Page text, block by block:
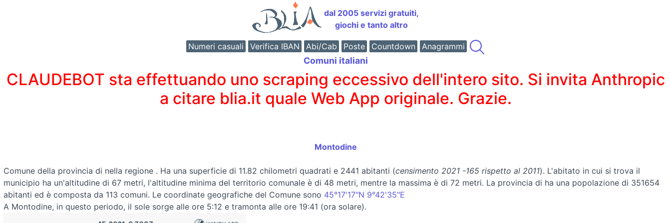
dal 2005 servizi gratuiti,
giochi e tanto altro
Numeri casuali Verifica IBAN Abi/Cab Poste Countdown Anagrammi
Comuni italiani
CLAUDEBOT sta effettuando uno scraping eccessivo dell'intero sito. Si invita Anthropic
a citare blia.it quale Web App originale. Grazie.
Montodine
Comune della provincia di nella regione . Ha una superficie di 11.82 chilometri quadrati e 2441 abitanti (censimento 2021 -165 rispetto al 2011). L'abitato in cui si trova il
municipio ha un'altitudine di 67 metri, l'altitudine minima del territorio comunale è di 48 metri, mentre la massima è di 72 metri. La provincia di ha una popolazione di 351654
abitanti ed è composta da 113 comuni. Le coordinate geografiche del Comune sono 45°17'17"N 9°42'35"E
A Montodine, in questo periodo, il sole sorge alle ore 5:12 e tramonta alle ore 19:41 (ora solare).